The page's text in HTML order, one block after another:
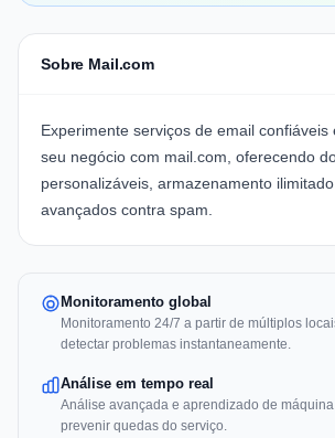
Sobre Mail.com
Experimente serviços de email
seu negócio com mail.com, oferecendo
personalizáveis, armazenamento
avançados contra spam.
Monitoramento global
Monitoramento 24/7 a partir de múltiplos
detectar problemas instantaneamente.
Análise em tempo real
Análise avançada e aprendizado de
prevenir quedas do serviço.